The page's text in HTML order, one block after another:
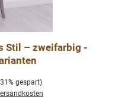
Stil – zweifarbig -
gespart)